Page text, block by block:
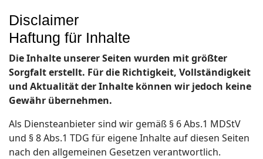
Disclaimer
Haftung für Inhalte
Die Inhalte unserer Seiten wurden mit größter
Sorgfalt erstellt. Für die Richtigkeit, Vollständigkeit
und Aktualität der Inhalte können wir jedoch keine
Gewähr übernehmen.
Als Diensteanbieter sind wir gemäß § 6 Abs.1 MDStV
und § 8 Abs.1 TDG für eigene Inhalte auf diesen Seiten
nach den allgemeinen Gesetzen verantwortlich.